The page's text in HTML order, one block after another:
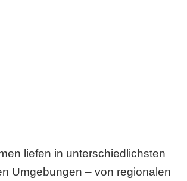
liefen in unterschiedlichsten
Umgebungen – von regionalen